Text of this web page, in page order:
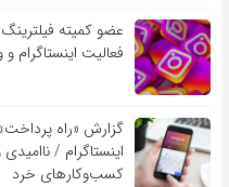
عضو کمیته
فعالیت اینستاگرام
گزارش «راه
اینستاگرام /
کسب‌وکارهای خرد